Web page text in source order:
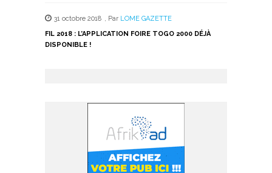
31 octobre 2018 , Par LOME GAZETTE
FIL 2018 : L’APPLICATION FOIRE TOGO 2000 DÉJÀ
DISPONIBLE !